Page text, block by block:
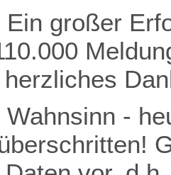
Ein großer
Wahnsinn -